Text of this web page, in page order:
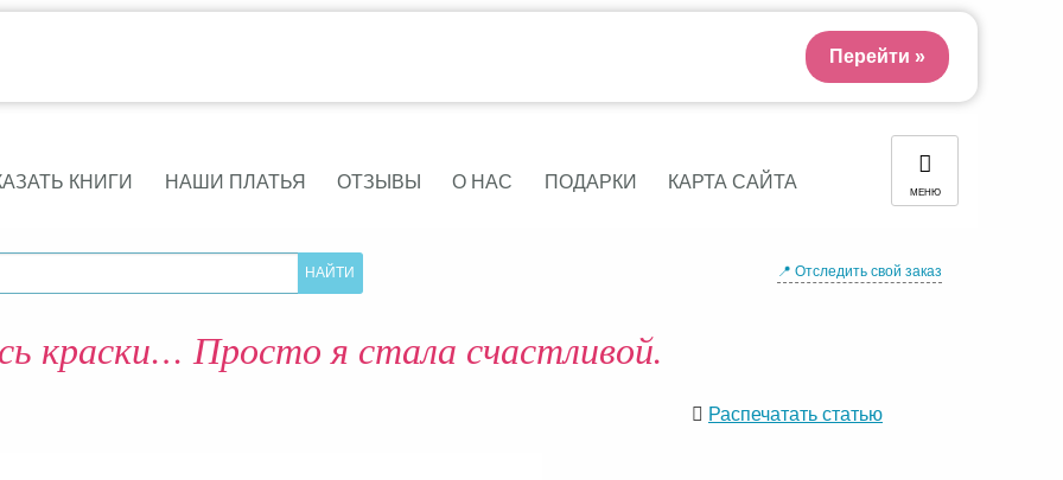
КНИГИ НАШИ ПЛАТЬЯ ОТЗЫВЫ О НАС ПОДАРКИ КАРТА САЙТА МЕНЮ
📍 Отследить свой заказ
краски… Просто я стала счастливой.
Распечатать статью
Перейти »